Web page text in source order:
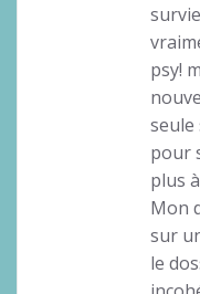
psy!
seule
pour
plus
Mon
sur
le